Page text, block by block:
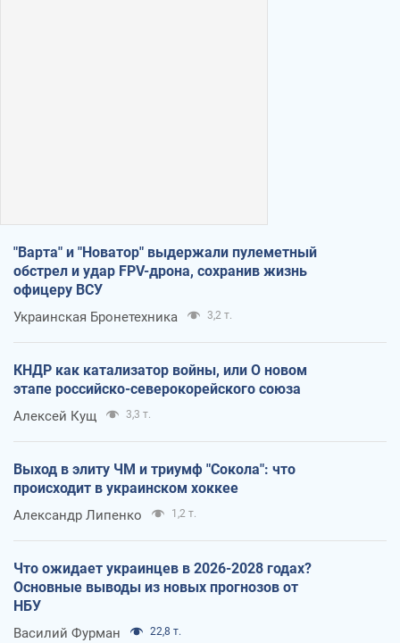
"Варта" и "Новатор" выдержали пулеметный
обстрел и удар FPV-дрона, сохранив жизнь
офицеру ВСУ
Украинская Бронетехника 3,2 т.
КНДР как катализатор войны, или О новом
этапе российско-северокорейского союза
Алексей Кущ 3,3 т.
Выход в элиту ЧМ и триумф "Сокола": что
происходит в украинском хоккее
Александр Липенко 1,2 т.
Что ожидает украинцев в 2026-2028 годах?
Основные выводы из новых прогнозов от
НБУ
Василий Фурман 22,8 т.